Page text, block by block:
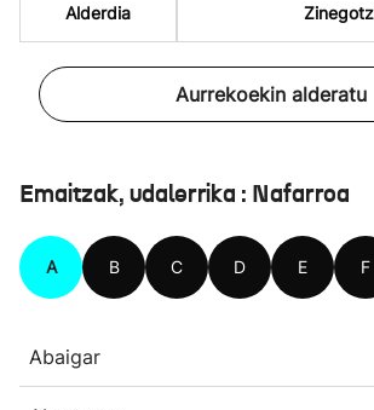
Alderdia
Aurrekoekin alderatu
Emaitzak, udalerrika : Nafarroa
A B C D E F
Abaigar